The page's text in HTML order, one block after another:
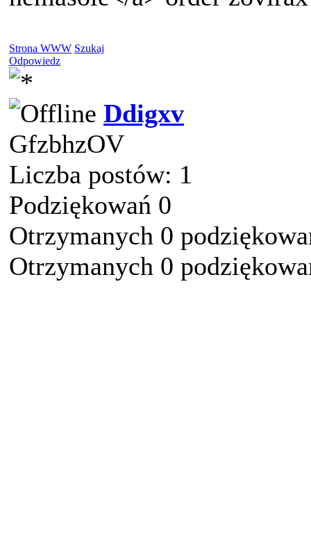
Strona WWW Szukaj
Odpowiedz
Ddigxv
GfzbhzOV
Liczba postów: 1
Podziękowań 0
Otrzymanych 0
Otrzymanych 0